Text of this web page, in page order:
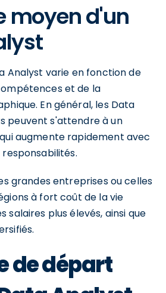
moyen d'un
Analyst varie en fonction de
et de la
En général, les Data
peuvent s'attendre à un
augmente rapidement avec
grandes entreprises ou celles
à fort coût de la vie
salaires plus élevés, ainsi que
de départ